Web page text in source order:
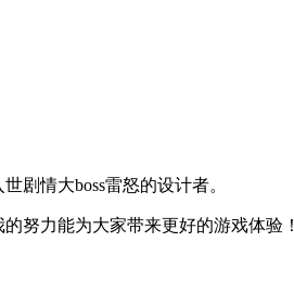
剧情大boss雷怒的设计者。
努力能为大家带来更好的游戏体验！